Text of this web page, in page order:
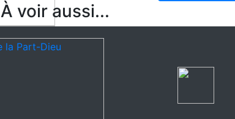
À voir aussi...